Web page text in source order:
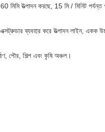
উত্পাদন করছে, 15 মি / মিনিট
ব্যবহার করে উত্পাদন লাইন, একক
পৌর, শিল্প এবং কৃষি অঞ্চল।